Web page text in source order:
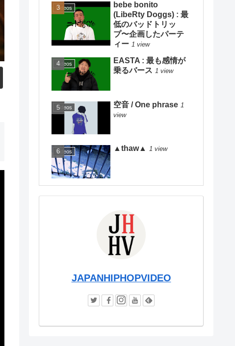
Videos
bebe bonito
(LibeRty Doggs) : 最
低のバッドトリッ
プ〜企画したパーテ
ィー 1 view
Videos
EASTA : 最も感情が
乗るバース 1 view
Videos 空音 / One phrase 1
view
Videos ▲thaw▲ 1 view
JAPANHIPHOPVIDEO